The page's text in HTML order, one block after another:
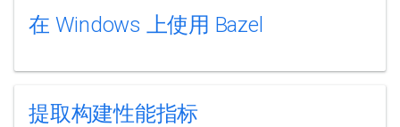
在 Windows 上使用 Bazel
提取构建性能指标